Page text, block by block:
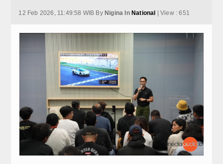
Modification
STEREO GUIDE
Installer tips
Bebas Range Anxiety, JAECOO J5 EV
JAECOO J5 EV Jadi Model SUV EV
JAECOO J7 SHS-P dan Evolusi
Awali 2026 dengan Tren Positif Pasar
Arsitektur Kendaraan Listrik BYD dalam
Kehadiran Robot Humanoid AiMOGA di
JAECOO J5 EV Jadi “Kanvas”
JAECOO Kenalkan Program Co-Creation
Satu Tahun di Indonesia, JAECOO
Bebas Range Anxiety, JAECOO J5 EV
Sebulan Jelang Mudik Lebaran,
JAECOO J5 EV Jadi Model SUV EV
12 Feb 2026, 11:49:58 WIB By Nigina In National | View : 651